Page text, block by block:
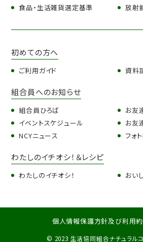
食品・生活雑貨選定基準
放射
初めての方へ
ご利用ガイド 資料
組合員へのお知らせ
組合員ひろば
イベントスケジュール
NCYニュース
お友
お友
フォ
わたしのイチオシ！＆レシピ
わたしのイチオシ！ おい
個人情報保護方針及び利用約
© 2023 生活協同組合ナチュラル